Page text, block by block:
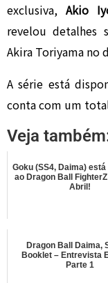
exclusiva,Akio
revelou detalhes
Akira Toriyama no
A série está
conta com um
Veja
Goku (SS4, Daima)
ao Dragon Ball
Abril!
Dragon Ball Daima,
Booklet – Entrevista
Parte 1